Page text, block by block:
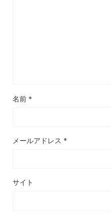
名前 *
メールアドレス *
サイト